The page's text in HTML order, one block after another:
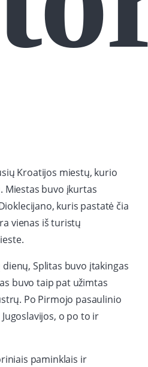
Kroatijos miestų, kurio
Miestas buvo įkurtas
kuris pastatė čia
vienas iš turistų
Splitas buvo įtakingas
buvo taip pat užimtas
Po Pirmojo pasaulinio
o po to ir
paminklais ir